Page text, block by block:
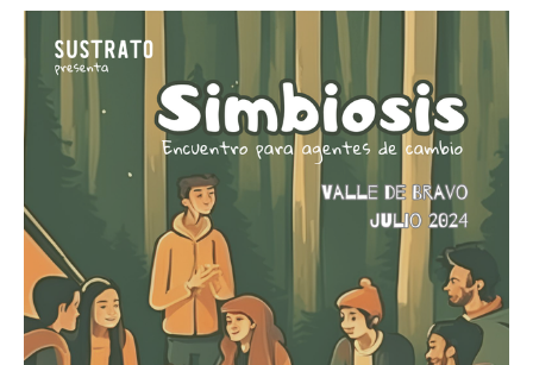
capitalista, la tierra puede ser poseída, vendida y
explotada. Esta conceptualización objetivante
justifica la sobreexplotación,